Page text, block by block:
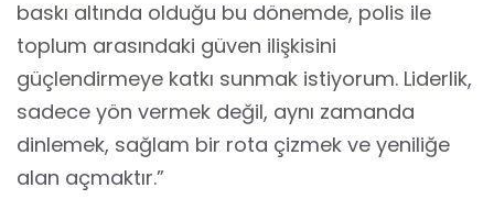
baskı altında olduğu bu dönemde, polis ile
toplum arasındaki güven ilişkisini
güçlendirmeye katkı sunmak istiyorum. Liderlik,
sadece yön vermek değil, aynı zamanda
dinlemek, sağlam bir rota çizmek ve yeniliğe
alan açmaktır.”